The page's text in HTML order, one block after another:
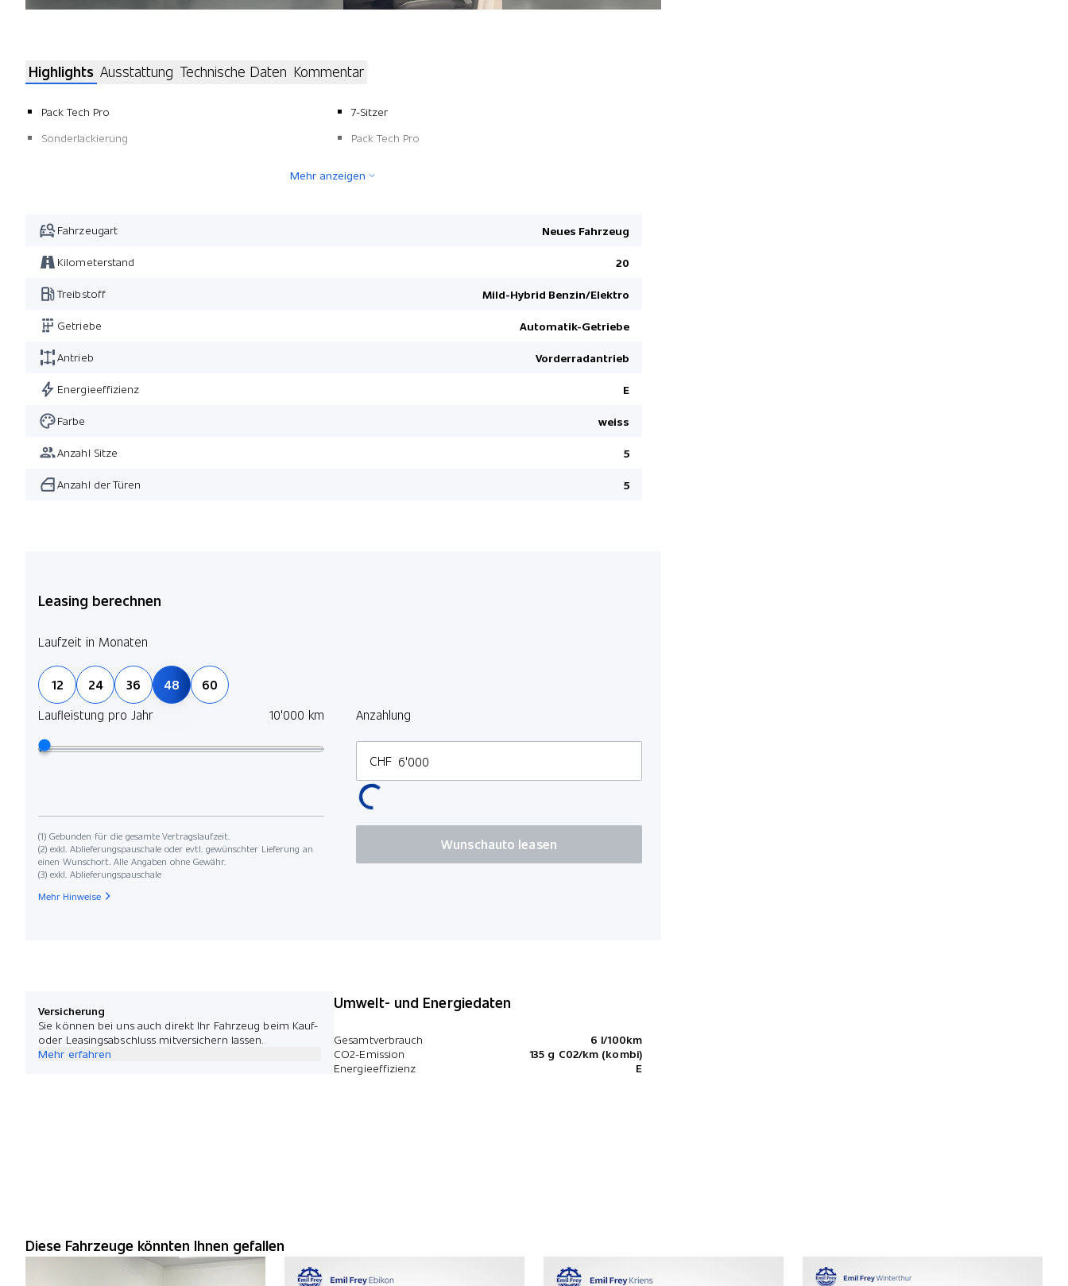
Highlights Ausstattung Technische Daten Kommentar
Pack Tech Pro
Sonderlackierung
7-Sitzer
Pack Tech Pro
Mehr anzeigen
Fahrzeugart Neues Fahrzeug
Kilometerstand 20
Treibstoff Mild-Hybrid Benzin/Elektro
Getriebe Automatik-Getriebe
Antrieb Vorderradantrieb
Energieeffizienz E
Farbe weiss
Anzahl Sitze 5
Anzahl der Türen 5
Leasing berechnen
Laufzeit in Monaten
12 24 36 48
60
Laufleistung pro Jahr
10'000 km Anzahlung
CHF
(1) Gebunden für die gesamte Vertragslaufzeit.
(2) exkl. Ablieferungspauschale oder evtl. gewünschter Lieferung an
einen Wunschort. Alle Angaben ohne Gewähr.
(3) exkl. Ablieferungspauschale
Wunschauto leasen
Mehr Hinweise
Versicherung
Sie können bei uns auch direkt Ihr Fahrzeug beim Kauf-
oder Leasingsabschluss mitversichern lassen.
Mehr erfahren
Umwelt- und Energiedaten
Gesamtverbrauch
6 l/100km
CO2-Emission
135 g C02/km (kombi)
Energieeffizienz
E
Diese Fahrzeuge könnten Ihnen gefallen